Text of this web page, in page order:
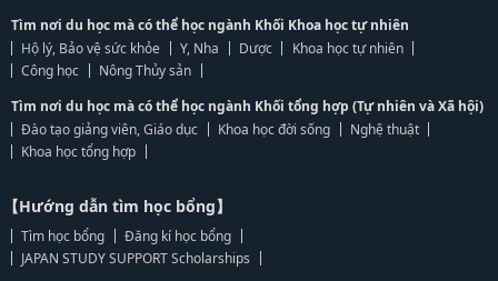
Tìm nơi du học mà có thể học ngành Khối Khoa học tự nhiên
Hộ lý, Bảo vệ sức khỏe
Y, Nha Dược
Khoa học tự nhiên
Công học
Nông Thủy sản
Tìm nơi du học mà có thể học ngành Khối tổng hợp (Tự nhiên và Xã hội)
Đào tạo giảng viên, Giáo dục
Khoa học đời sống
Nghệ thuật
Khoa học tổng hợp
【Hướng dẫn tìm học bổng】
Tìm học bổng
Đăng kí học bổng
JAPAN STUDY SUPPORT Scholarships